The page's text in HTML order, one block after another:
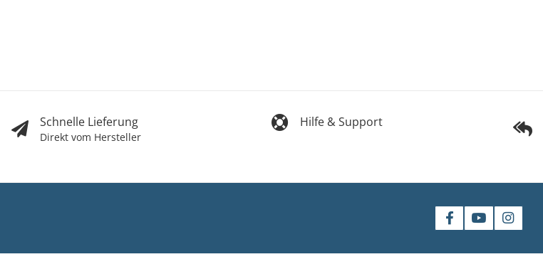
Schnelle Lieferung
Direkt vom Hersteller
Hilfe & Support